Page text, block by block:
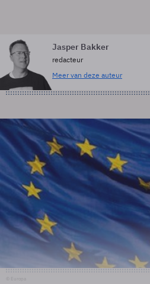
Jasper Bakker
redacteur
Meer van deze auteur